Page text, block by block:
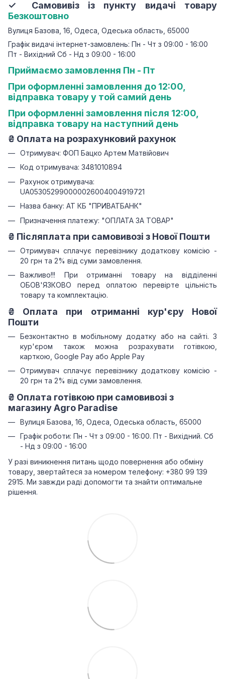
✓ Самовивіз із пункту видачі товару
Безкоштовно
Вулиця Базова, 16, Одеса, Одеська область, 65000
Графік видачі інтернет-замовлень: Пн - Чт з 09:00 - 16:00
Пт - Вихідний Сб - Нд з 09:00 - 16:00
Приймаємо замовлення Пн - Пт
При оформленні замовлення до 12:00,
відправка товару у той самий день
При оформленні замовлення після 12:00,
відправка товару на наступний день
₴ Оплата на розрахунковий рахунок
Отримувач: ФОП Бацко Артем Матвійович
Код отримувача: 3481010894
Рахунок отримувача:
UA053052990000026004004919721
Назва банку: АТ КБ "ПРИВАТБАНК"
Призначення платежу: "ОПЛАТА ЗА ТОВАР"
₴ Післяплата при самовивозі з Нової Пошти
Отримувач сплачує перевізнику додаткову комісію -
20 грн та 2% від суми замовлення.
Важливо!!!
При отриманні товару на відділенні
ОБОВ'ЯЗКОВО перед оплатою перевірте цільність
товару та комплектацію.
₴ Оплата при отриманні кур'єру Нової
Пошти
Безконтактно в мобільному додатку або на сайті. З
кур'єром також можна розрахувати готівкою,
карткою, Google Pay або Apple Pay
Отримувач сплачує перевізнику додаткову комісію -
20 грн та 2% від суми замовлення.
₴ Оплата готівкою при самовивозі з
магазину Agro Paradise
Вулиця Базова, 16, Одеса, Одеська область, 65000
Графік роботи: Пн - Чт з 09:00 - 16:00. Пт - Вихідний. Сб
- Нд з 09:00 - 16:00
У разі виникнення питань щодо повернення або обміну
товару, звертайтеся за номером телефону: +380 99 139
2915. Ми завжди раді допомогти та знайти оптимальне
рішення.